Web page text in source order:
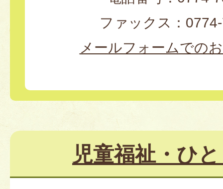
ファックス：
メールフォームでの
児童福祉・ひ